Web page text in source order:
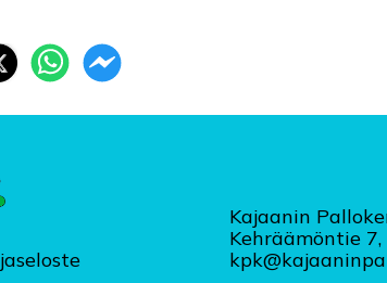
Kajaanin
Kehräämöntie